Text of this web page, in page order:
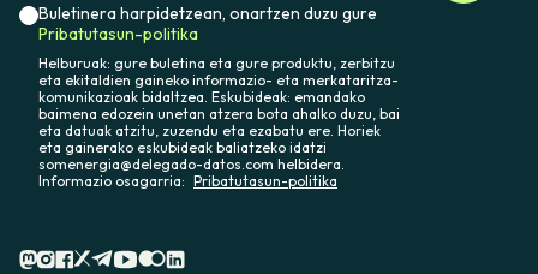
Buletinera harpidetzean, onartzen duzu gure
Pribatutasun-politika
Helburuak: gure buletina eta gure produktu, zerbitzu
eta ekitaldien gaineko informazio- eta merkataritza-
komunikazioak bidaltzea. Eskubideak: emandako
baimena edozein unetan atzera bota ahalko duzu, bai
eta datuak atzitu, zuzendu eta ezabatu ere. Horiek
eta gainerako eskubideak baliatzeko idatzi
somenergia@delegado-datos.com helbidera.
Informazio osagarria: Pribatutasun-politika